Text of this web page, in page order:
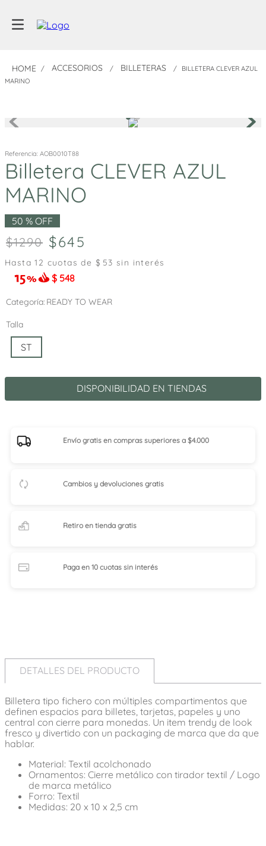
ACCESORIOS BILLETERAS
BILLETERA CLEVER AZUL
MARINO
Referencia: AOB0010T88
Billetera CLEVER AZUL
MARINO
50 % OFF
1290 645
Hasta12 cuotas de $ 53 sin interés
$ 548
Categoría READY TO WEAR
Talla
ST
DISPONIBILIDAD EN TIENDAS
Envío gratis en compras superiores a $4.000
Cambios y devoluciones gratis
Retiro en tiendagratis
Paga en 10 cuotassin interés
DETALLES DEL PRODUCTO
Billetera tipo fichero con múltiples compartimentos que
definen espacios para billetes, tarjetas, papeles y uno
central con cierre para monedas. Un item trendy de look
fresco y divertido con un packaging de marca que da que
hablar.
Material: Textil acolchonado
Ornamentos: Cierre metálico con tirador textil / Logo
de marca metálico
Forro: Textil
Medidas: 20 x 10 x 2,5 cm